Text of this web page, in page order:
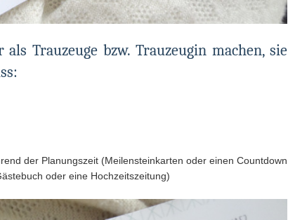
Trauzeuge bzw. Trauzeugin machen, sie
der Planungszeit (Meilensteinkarten oder einen Countdown
oder eine Hochzeitszeitung)